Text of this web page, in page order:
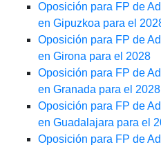
Oposición para FP de
en Gipuzkoa para el
Oposición para FP de
en Girona para el 2028
Oposición para FP de
en Granada para el 2028
Oposición para FP de
en Guadalajara para el
Oposición para FP de